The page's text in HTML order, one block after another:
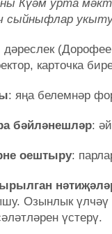
Күәм урта
сыйныфлар
дәреслек
карточка
: яңа белемнәр
бәйләнешләр:
оештыру:
Озынлык
үстерү.